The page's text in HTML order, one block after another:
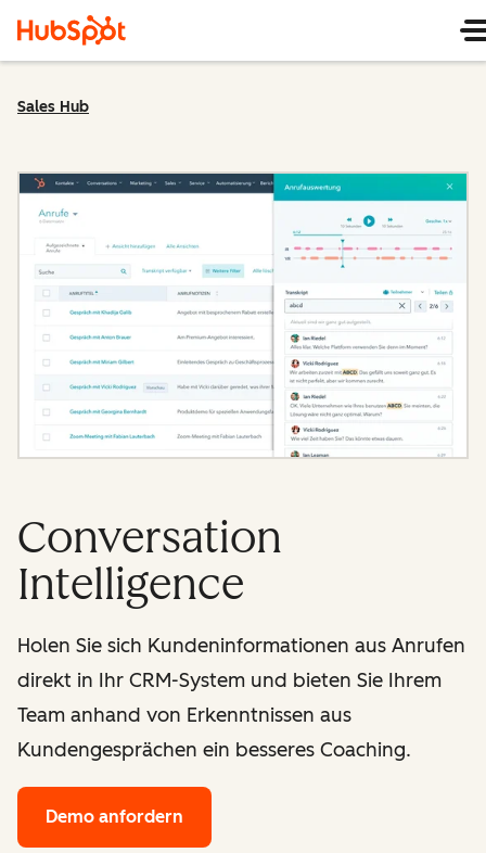
Sales Hub
Conversation
Intelligence
Holen Sie sich Kundeninformationen aus Anrufen
direkt in Ihr CRM-System und bieten Sie Ihrem
Team anhand von Erkenntnissen aus
Kundengesprächen ein besseres Coaching.
Demo anfordern